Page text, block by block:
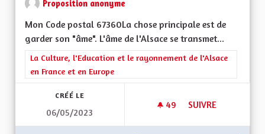
Proposition anonyme
Mon Code postal 67360La chose principale est de
garder son "âme". L'âme de l'Alsace se transmet...
Filtrer les résultats de la catégorie : La Culture, l'Education et
La Culture, l'Education et le rayonnement de l'Alsace
en France et en Europe
CRÉÉ LE
06/05/2023
49 49 ABONNÉS
SUIVRE